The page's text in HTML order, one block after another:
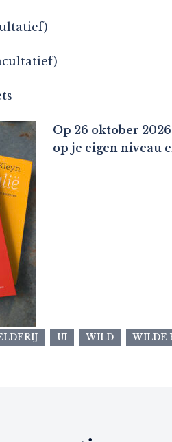
Op 26 oktober
op je eigen niveau
UI WILD WILDE